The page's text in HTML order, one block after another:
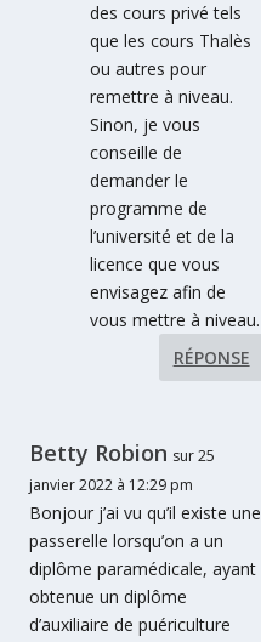
des cours privé tels
que les cours Thalès
ou autres pour
remettre à niveau.
Sinon, je vous
conseille de
demander le
programme de
l’université et de la
licence que vous
envisagez afin de
vous mettre à niveau.
RÉPONSE
Betty Robion sur 25
janvier 2022 à 12:29 pm
Bonjour j’ai vu qu’il existe une
passerelle lorsqu’on a un
diplôme paramédicale, ayant
obtenue un diplôme
d’auxiliaire de puériculture